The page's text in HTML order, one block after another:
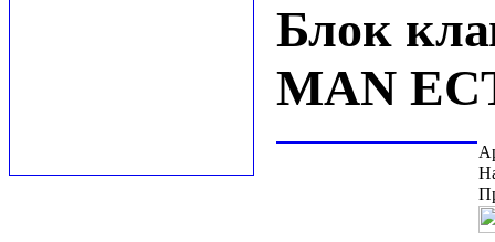
Блок
MAN